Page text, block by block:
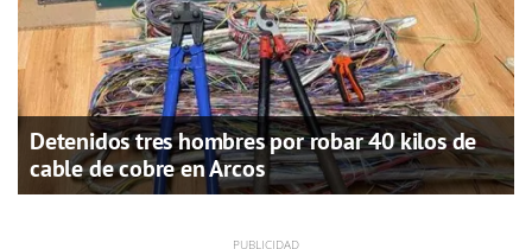
Detenidos tres hombres por robar 40 kilos de
cable de cobre en Arcos